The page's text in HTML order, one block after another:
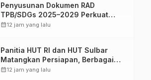
Penyusunan Dokumen RAD
TPB/SDGs 2025–2029 Perkuat
Arah Pembangunan Berkelanjutan
calendar_month12 jam yang lalu
Panitia HUT RI dan HUT Sulbar
Matangkan Persiapan, Berbagai
Lomba Akan Dilaksanakan Pemprov
calendar_month12 jam yang lalu